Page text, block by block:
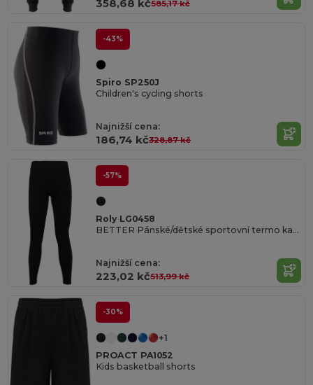
358,68 kč585,17 kč
-43%
Spiro SP250J
Children's cycling shorts
Najnižší cena:
186,74 kč328,87 kč
-57%
Roly LG0458
BETTER Pánské/dětské sportovní termo kalhoty
Najnižší cena:
223,02 kč513,99 kč
-30%
+1
PROACT PA1052
Kids basketball shorts